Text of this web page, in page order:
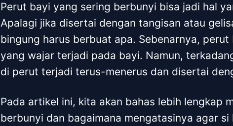
Perut bayi yang sering berbunyi bisa jadi hal
Apalagi jika disertai dengan tangisan atau
bingung harus berbuat apa. Sebenarnya,
yang wajar terjadi pada bayi. Namun,
di perut terjadi terus-menerus dan disertai
Pada artikel ini, kita akan bahas lebih lengkap
berbunyi dan bagaimana mengatasinya agar